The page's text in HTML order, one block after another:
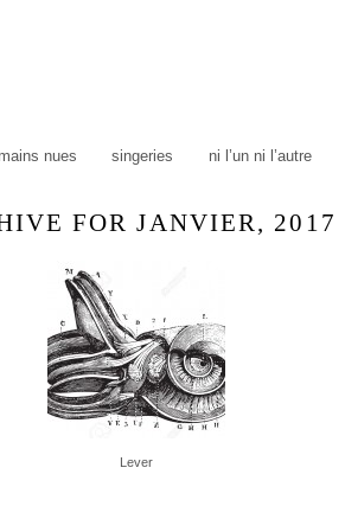
nues singeries ni l’un ni l’autre
FOR JANVIER, 2017
Lever